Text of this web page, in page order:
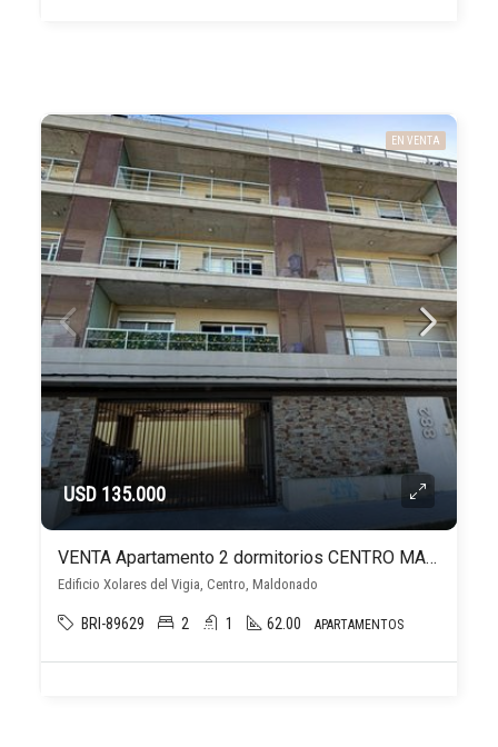
EN VENTA
USD 135.000
VENTA Apartamento 2 dormitorios CENTRO MALDONADO. C/cochera. Xolares del Vigia
Edificio Xolares del Vigia, Centro, Maldonado
BRI-89629 2 1 62.00 APARTAMENTOS